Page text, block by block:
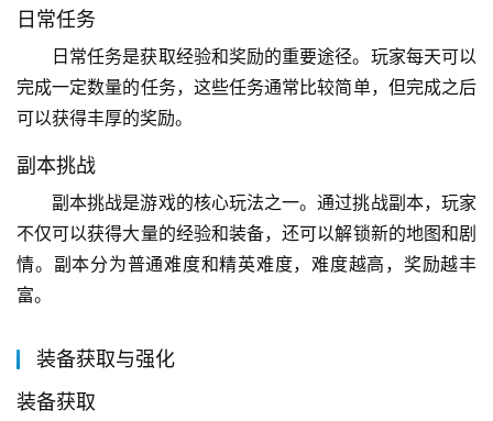
日常任务
日常任务是获取经验和奖励的重要途径。玩家每天可以
完成一定数量的任务，这些任务通常比较简单，但完成之后
可以获得丰厚的奖励。
副本挑战
副本挑战是游戏的核心玩法之一。通过挑战副本，玩家
不仅可以获得大量的经验和装备，还可以解锁新的地图和剧
情。副本分为普通难度和精英难度，难度越高，奖励越丰
富。
装备获取与强化
装备获取